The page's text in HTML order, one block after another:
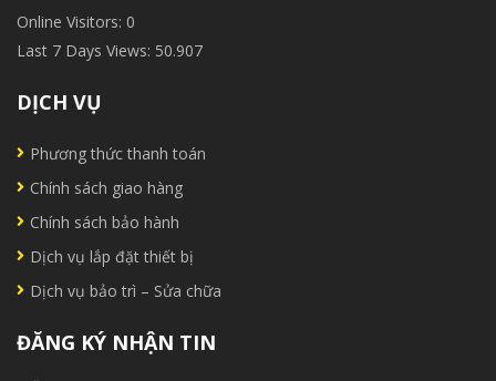
Online Visitors: 0
Last 7 Days Views: 50.907
DỊCH VỤ
Phương thức thanh toán
Chính sách giao hàng
Chính sách bảo hành
Dịch vụ lắp đặt thiết bị
Dịch vụ bảo trì – Sửa chữa
ĐĂNG KÝ NHẬN TIN